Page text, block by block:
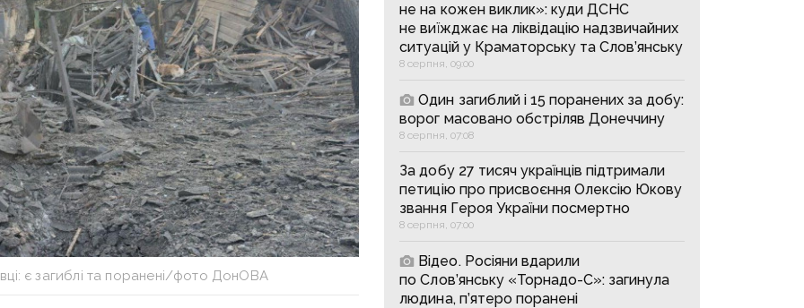
є загиблі та поранені/фото ДонОВА
не на кожен виклик»: куди ДСНС
не виїжджає на ліквідацію надзвичайних
ситуацій у Краматорську та Слов’янську
8 серпня, 09:00
Один загиблий і 15 поранених за добу:
ворог масовано обстріляв Донеччину
8 серпня, 07:08
За добу 27 тисяч українців підтримали
петицію про присвоєння Олексію Юкову
звання Героя України посмертно
8 серпня, 07:00
Відео. Росіяни вдарили
по Слов’янську «Торнадо-С»: загинула
людина, п’ятеро поранені